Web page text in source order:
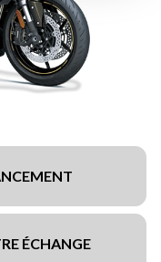
ÉCHANGE